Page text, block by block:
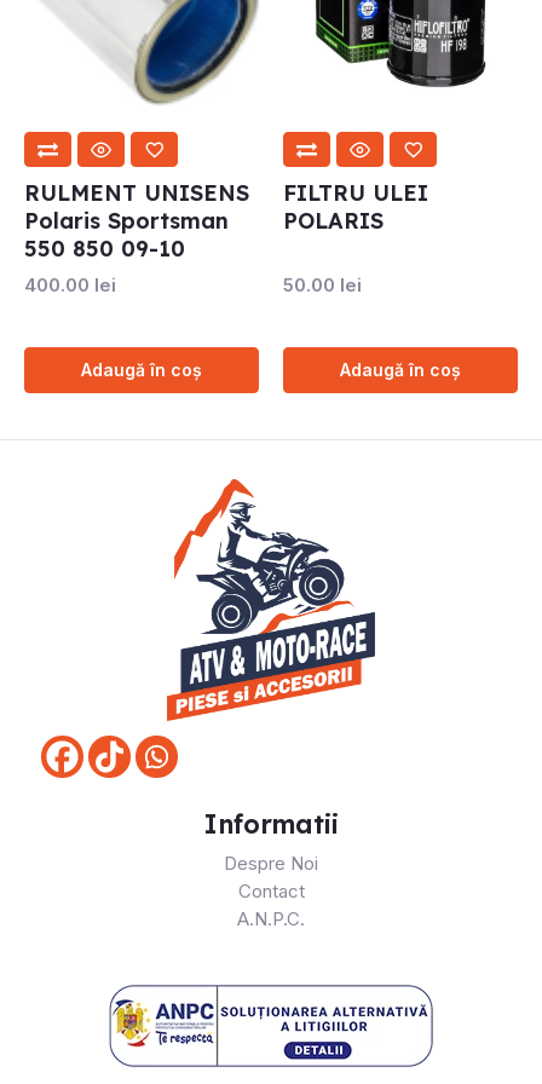
RULMENT UNISENS
Polaris Sportsman
550 850 09-10
400.00 lei
Adaugă în coș
FILTRU ULEI
POLARIS
50.00 lei
Adaugă în coș
Informatii
Despre Noi
Contact
A.N.P.C.